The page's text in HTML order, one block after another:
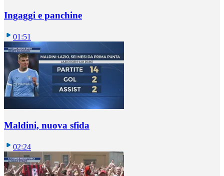
Ingaggi e panchine
01:51
Maldini, nuova sfida
02:24